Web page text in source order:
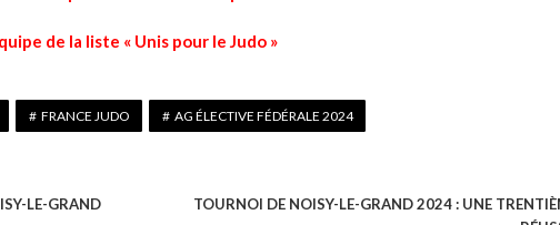
de la liste « Unis pour le Judo »
FRANCE JUDO AG ÉLECTIVE FÉDÉRALE 2024
LE-GRAND
TOURNOI DE NOISY-LE-GRAND 2024 : UNE